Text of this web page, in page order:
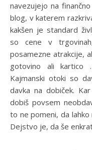
navezujejo na
blog, v katerem
kakšen je standard
so cene v
posamezne atrakcije,
gotovino ali kartico
Kajmanski otoki so
davka na dobiček.
dobiš povsem
to ne pomeni, da
Dejstvo je, da še